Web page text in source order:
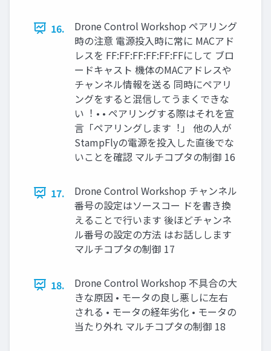
16.
Drone Control Workshop ペアリング
時の注意 電源投⼊時に常に MACアド
レスを FF:FF:FF:FF:FF:FFにして ブロ
ードキャスト 機体のMACアドレスや
チャンネル情報を送る 同時にペアリ
ングをすると混信してうまくできな
い︕ • • ペアリングする際はそれを宣
⾔「ペアリングします︕」 他の⼈が
StampFlyの電源を投⼊した直後でな
いことを確認 マルチコプタの制御 16
17.
Drone Control Workshop チャンネル
番号の設定はソースコー ドを書き換
えることで⾏います 後ほどチャンネ
ル番号の設定の⽅法 はお話しします
マルチコプタの制御 17
18.
Drone Control Workshop 不具合の⼤
きな原因 • モータの良し悪しに左右
される • モータの経年劣化 • モータの
当たり外れ マルチコプタの制御 18